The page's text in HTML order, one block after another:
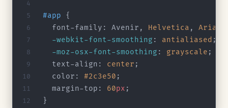
#app {
  font-family: Avenir,
Helvetica , Arial
  -webkit-font-smoothing
: antialiased ;
  -moz-osx-font-smoothing
: grayscale ;
  text-align:
center ;
  color:
#2c3e50 ;
  margin-top:
60px ;
}